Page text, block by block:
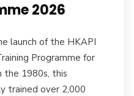
2026
launch of the HKAPI
Programme for
the 1980s, this
trained over 2,000